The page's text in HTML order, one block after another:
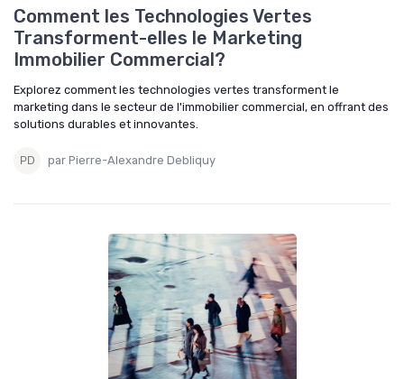
Comment les Technologies Vertes
Transforment-elles le Marketing
Immobilier Commercial?
Explorez comment les technologies vertes transforment le
marketing dans le secteur de l'immobilier commercial, en offrant des
solutions durables et innovantes.
par Pierre-Alexandre Debliquy